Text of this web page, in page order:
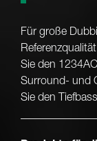
Für große
Sie den
Surround- und
Sie den